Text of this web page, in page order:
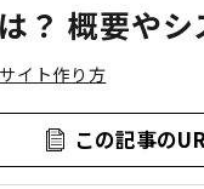
一のVOC統合基盤
？ 概要や
イト作り方
この記事の